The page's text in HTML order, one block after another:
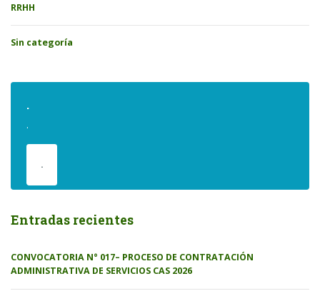
RRHH
Sin categoría
.
.
.
Entradas recientes
CONVOCATORIA N° 017– PROCESO DE CONTRATACIÓN
ADMINISTRATIVA DE SERVICIOS CAS 2026